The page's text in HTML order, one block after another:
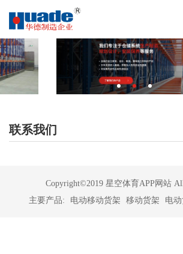
联系我们
Copyright©2019 星空体育APP网站 All
主要产品:
电动移动货架 移动货架 电